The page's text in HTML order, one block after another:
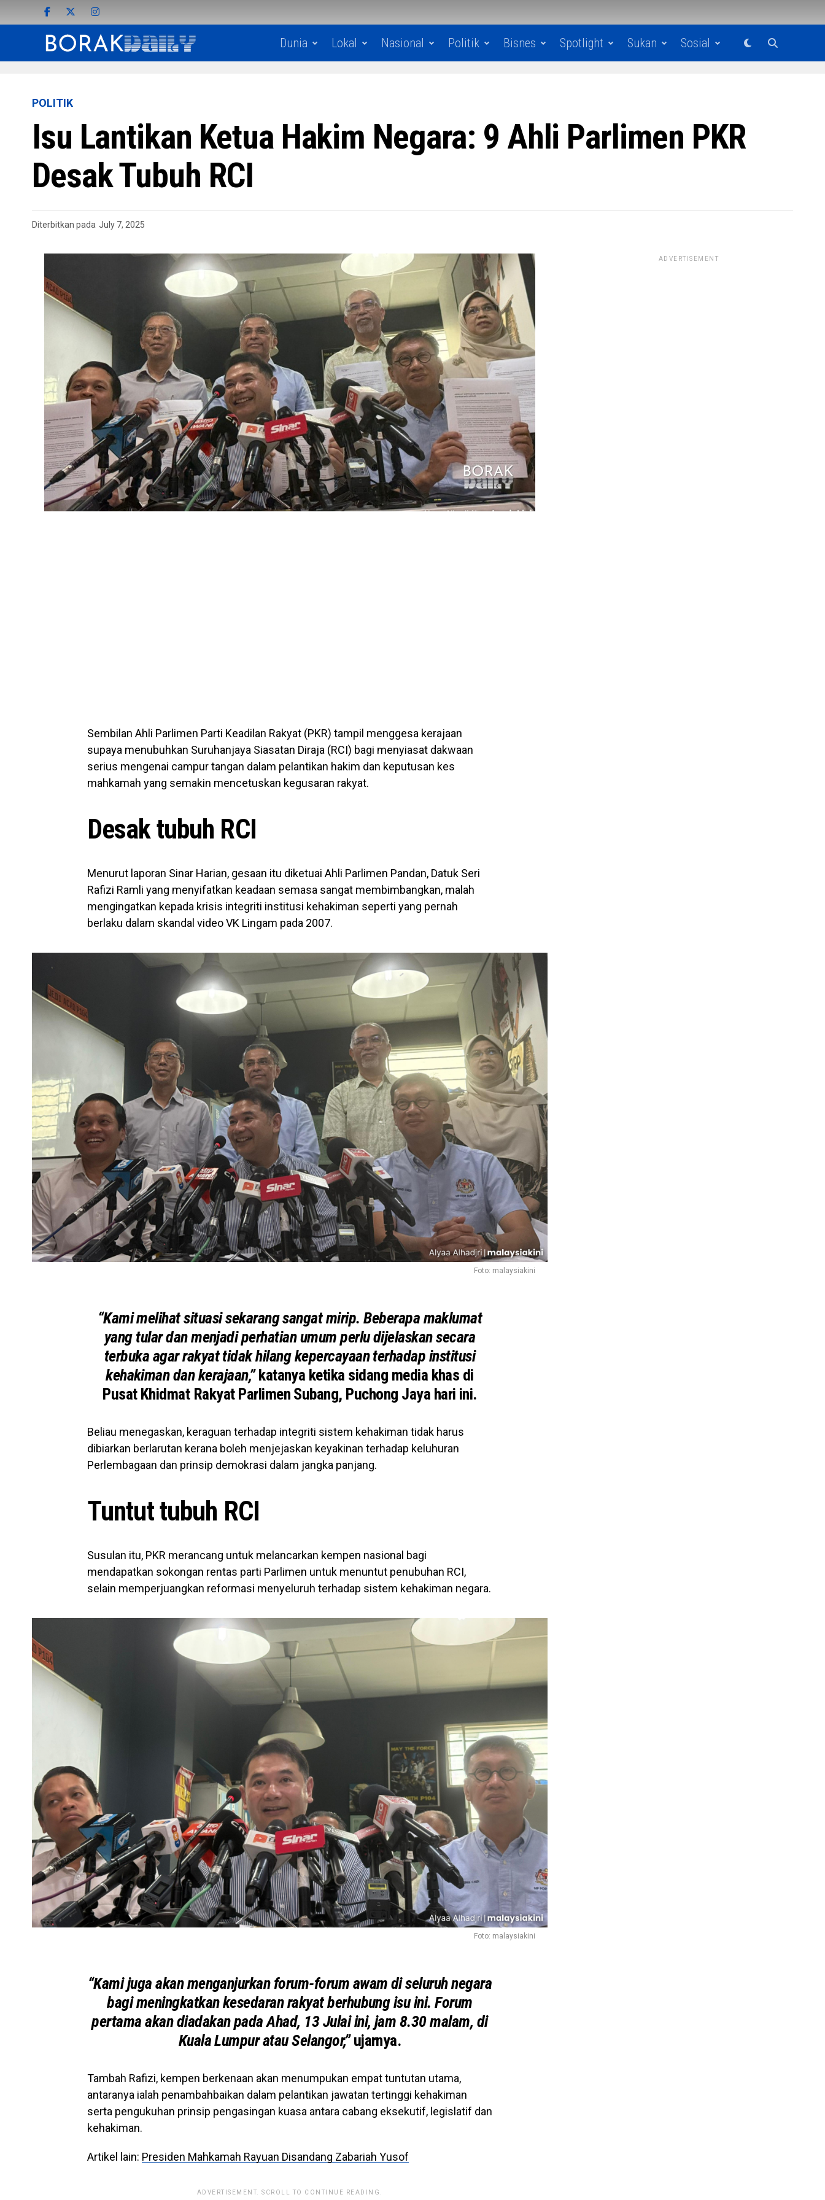
Dunia Lokal Nasional Politik Bisnes Spotlight Sukan Sosial
POLITIK
Isu Lantikan Ketua Hakim Negara: 9 Ahli Parlimen PKR
Desak Tubuh RCI
Diterbitkan pada July 7, 2025
Sembilan Ahli Parlimen Parti Keadilan Rakyat (PKR) tampil menggesa kerajaan
supaya menubuhkan Suruhanjaya Siasatan Diraja (RCI) bagi menyiasat dakwaan
serius mengenai campur tangan dalam pelantikan hakim dan keputusan kes
mahkamah yang semakin mencetuskan kegusaran rakyat.
Desak tubuh RCI
Menurut laporan Sinar Harian, gesaan itu diketuai Ahli Parlimen Pandan, Datuk Seri
Rafizi Ramli yang menyifatkan keadaan semasa sangat membimbangkan, malah
mengingatkan kepada krisis integriti institusi kehakiman seperti yang pernah
berlaku dalam skandal video VK Lingam pada 2007.
Foto: malaysiakini
“Kami melihat situasi sekarang sangat mirip. Beberapa maklumat
yang tular dan menjadi perhatian umum perlu dijelaskan secara
terbuka agar rakyat tidak hilang kepercayaan terhadap institusi
kehakiman dan kerajaan,” katanya ketika sidang media khas di
Pusat Khidmat Rakyat Parlimen Subang, Puchong Jaya hari ini.
Beliau menegaskan, keraguan terhadap integriti sistem kehakiman tidak harus
dibiarkan berlarutan kerana boleh menjejaskan keyakinan terhadap keluhuran
Perlembagaan dan prinsip demokrasi dalam jangka panjang.
Tuntut tubuh RCI
Susulan itu, PKR merancang untuk melancarkan kempen nasional bagi
mendapatkan sokongan rentas parti Parlimen untuk menuntut penubuhan RCI,
selain memperjuangkan reformasi menyeluruh terhadap sistem kehakiman negara.
Foto: malaysiakini
“Kami juga akan menganjurkan forum-forum awam di seluruh negara
bagi meningkatkan kesedaran rakyat berhubung isu ini. Forum
pertama akan diadakan pada Ahad, 13 Julai ini, jam 8.30 malam, di
Kuala Lumpur atau Selangor,”ujarnya.
Tambah Rafizi, kempen berkenaan akan menumpukan empat tuntutan utama,
antaranya ialah penambahbaikan dalam pelantikan jawatan tertinggi kehakiman
serta pengukuhan prinsip pengasingan kuasa antara cabang eksekutif, legislatif dan
kehakiman.
Artikel lain: Presiden Mahkamah Rayuan Disandang Zabariah Yusof
ADVERTISEMENT. SCROLL TO CONTINUE READING.
ADVERTISEMENT